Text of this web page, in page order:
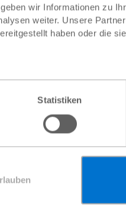
wir Informationen zu
weiter. Unsere
haben oder die
Statistiken
Neu
Hilfe